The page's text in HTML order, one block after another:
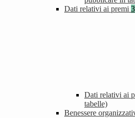
Dati relativi ai premi 3
Dati relativi ai
tabelle)
Benessere